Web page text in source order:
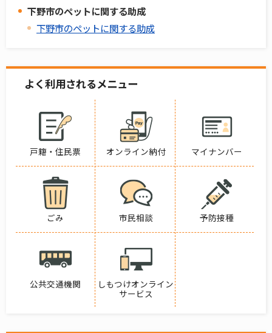
下野市のペットに関する助成
下野市のペットに関する助成
よく利用されるメニュー
戸籍・住民票 オンライン納付 マイナンバー
ごみ 市民相談 予防接種
公共交通機関
しもつけオンライン
サービス